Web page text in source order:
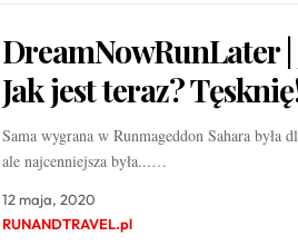
DreamNowRunLater
Jak jest teraz?
Sama wygrana w Runmageddon Sahara była
ale najcenniejsza była...…
12 maja, 2020
RUNANDTRAVEL.pl